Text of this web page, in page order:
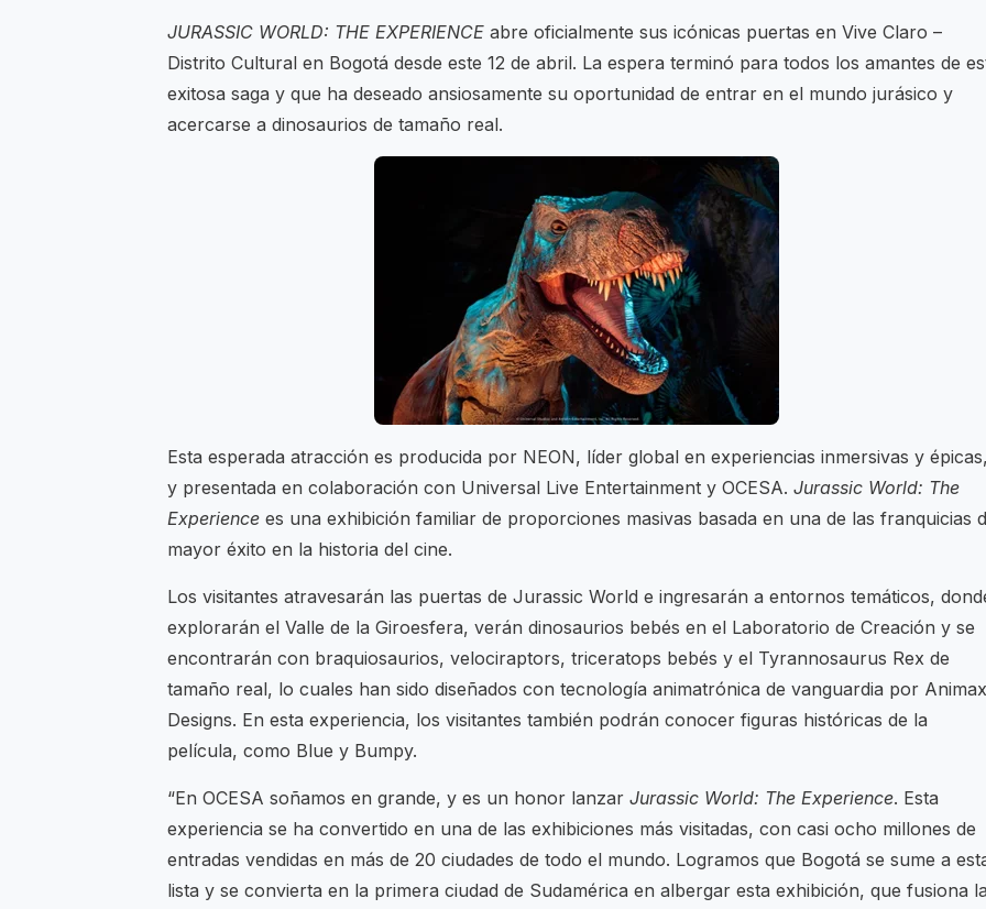
JURASSIC WORLD: THE EXPERIENCE abre oficialmente sus icónicas puertas en Vive Claro –
Distrito Cultural en Bogotá desde este 12 de abril. La espera terminó para todos los amantes de
exitosa saga y que ha deseado ansiosamente su oportunidad de entrar en el mundo jurásico y
acercarse a dinosaurios de tamaño real.
Esta esperada atracción es producida por NEON, líder global en experiencias inmersivas y épicas,
y presentada en colaboración con Universal Live Entertainment y OCESA. Jurassic World: The
Experience es una exhibición familiar de proporciones masivas basada en una de las franquicias
mayor éxito en la historia del cine.
Los visitantes atravesarán las puertas de Jurassic World e ingresarán a entornos temáticos,
explorarán el Valle de la Giroesfera, verán dinosaurios bebés en el Laboratorio de Creación y se
encontrarán con braquiosaurios, velociraptors, triceratops bebés y el Tyrannosaurus Rex de
tamaño real, lo cuales han sido diseñados con tecnología animatrónica de vanguardia por Animax
Designs. En esta experiencia, los visitantes también podrán conocer figuras históricas de la
película, como Blue y Bumpy.
“En OCESA soñamos en grande, y es un honor lanzar Jurassic World: The Experience. Esta
experiencia se ha convertido en una de las exhibiciones más visitadas, con casi ocho millones de
entradas vendidas en más de 20 ciudades de todo el mundo. Logramos que Bogotá se sume a
lista y se convierta en la primera ciudad de Sudamérica en albergar esta exhibición, que fusiona la